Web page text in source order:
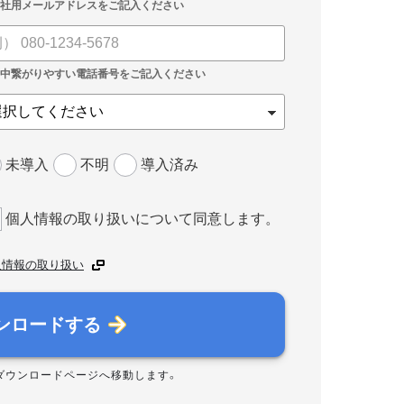
未導入 不明 導入済み
個人情報の取り扱いについて同意します。
報の取り扱い
ロードする
ウンロードページへ移動します。